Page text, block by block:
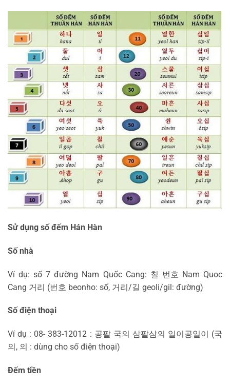
Sử dụng số đếm Hán Hàn
Số nhà
Ví dụ: số 7 đường Nam Quốc Cang: 칠 번호 Nam Quoc
Cang 거리 (번호 beonho: số, 거리/길 geoli/gil: đường)
Số điện thoại
Ví dụ : 08- 383-12012 : 공팔 국의 삼팔삼의 일이공일이 (국
의, 의 : dùng cho số điện thoại)
Đếm tiền